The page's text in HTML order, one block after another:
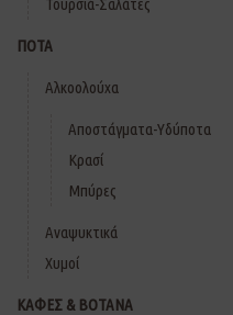
ΠΟΤΑ
Αλκοολούχα
Αποστάγματα-Υδύποτα
Κρασί
Μπύρες
Αναψυκτικά
Χυμοί
ΚΑΦΕΣ & ΒΟΤΑΝΑ